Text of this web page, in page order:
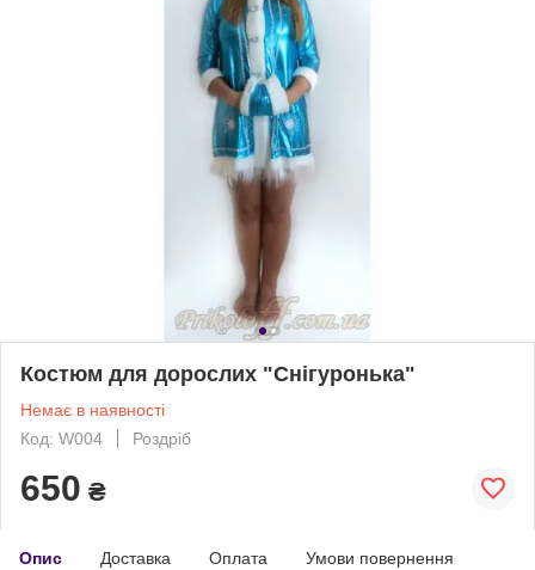
Костюм для дорослих "Снігуронька"
Немає в наявності
Код: W004
Роздріб
650 ₴
Опис Доставка Оплата Умови повернення